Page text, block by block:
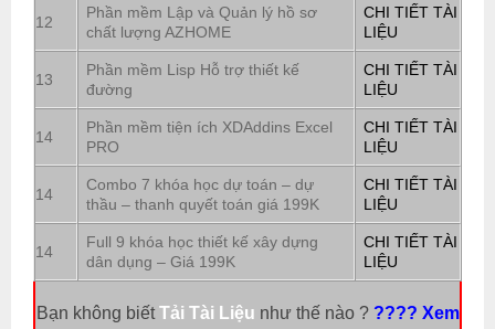
12
Phần mềm Lập và Quản lý hồ sơ
chất lượng AZHOME
CHI TIẾT TÀI
LIỆU
13
Phần mềm Lisp Hỗ trợ thiết kế
đường
CHI TIẾT TÀI
LIỆU
14
Phần mềm tiện ích XDAddins Excel
PRO
CHI TIẾT TÀI
LIỆU
14
Combo 7 khóa học dự toán – dự
thầu – thanh quyết toán giá 199K
CHI TIẾT TÀI
LIỆU
14
Full 9 khóa học thiết kế xây dựng
dân dụng – Giá 199K
CHI TIẾT TÀI
LIỆU
Bạn không biếtTải Tài Liệu như thế nào ? ???? Xem